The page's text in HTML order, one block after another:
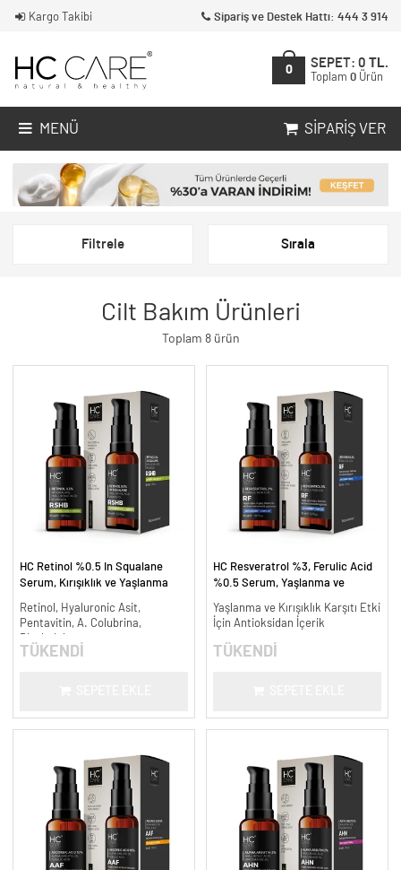
Kargo Takibi Sipariş ve Destek Hattı: 444 3 914
0
SEPET: 0 TL.
Toplam 0 Ürün
MENÜ SIPARIŞ VER
Filtrele Sırala
Cilt Bakım Ürünleri
Toplam 8 ürün
HC Retinol %0.5 In Squalane
Serum, Kırışıklık ve Yaşlanma
Retinol, Hyaluronic Asit,
Pentavitin, A. Colubrina,
Bisabolol
TÜKENDİ
HC Resveratrol %3, Ferulic Acid
%0.5 Serum, Yaşlanma ve
Yaşlanma ve Kırışıklık Karşıtı Etki
İçin Antioksidan İçerik
TÜKENDİ